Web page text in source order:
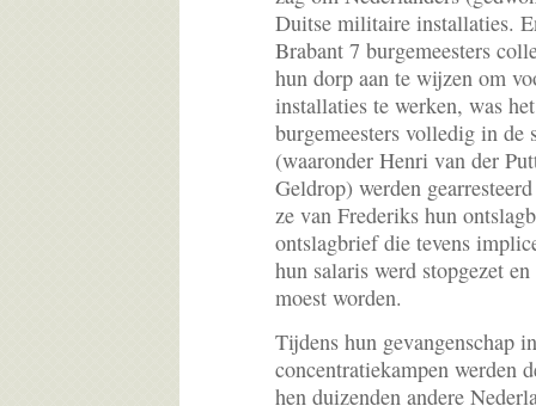
Duitse militaire installaties.
Brabant 7 burgemeesters
hun dorp aan te wijzen om
installaties te werken, was
burgemeesters volledig in de
(waaronder Henri van der
Geldrop) werden
ze van Frederiks hun
ontslagbrief die tevens
hun salaris werd stopgezet
moest worden.
Tijdens hun gevangenschap
concentratiekampen werden
hen duizenden andere